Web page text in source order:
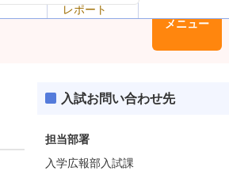
レポート
メニュー
入試お問い合わせ先
担当部署
入学広報部入試課